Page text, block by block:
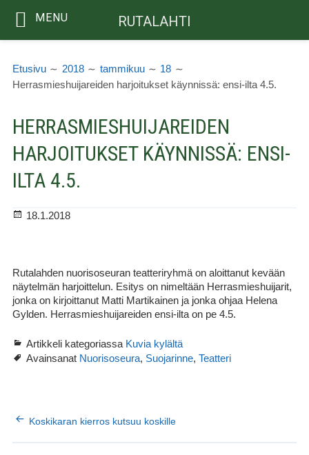
sisältöön
Etusivu 2018 tammikuu
18
Herrasmieshuijareiden harjoitukset käynnissä: ensi-ilta 4.5.
HERRASMIESHUIJAREIDEN
HARJOITUKSET KÄYNNISSÄ: ENSI-
ILTA 4.5.
Julkaistu
18.1.2018
Rutalahden nuorisoseuran teatteriryhmä on aloittanut kevään
näytelmän harjoittelun. Esitys on nimeltään Herrasmieshuijarit,
jonka on kirjoittanut Matti Martikainen ja jonka ohjaa Helena
Gylden. Herrasmieshuijareiden ensi-ilta on pe 4.5.
Artikkeli kategoriassa Kuvia kylältä
Avainsanat Nuorisoseura, Suojarinne, Teatteri
Koskikaran kierros kutsuu koskille
MENU RUTALAHTI